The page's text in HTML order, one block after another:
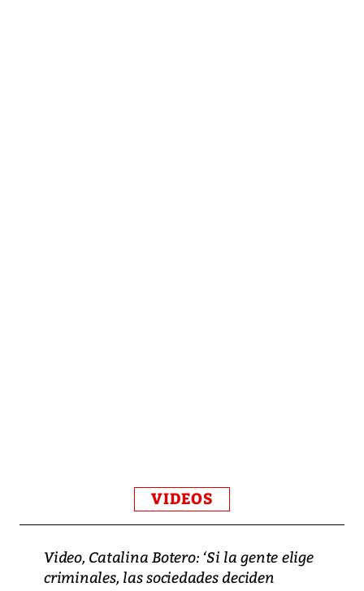
VIDEOS
Video, Catalina Botero: ‘Si la gente elige
criminales, las sociedades deciden